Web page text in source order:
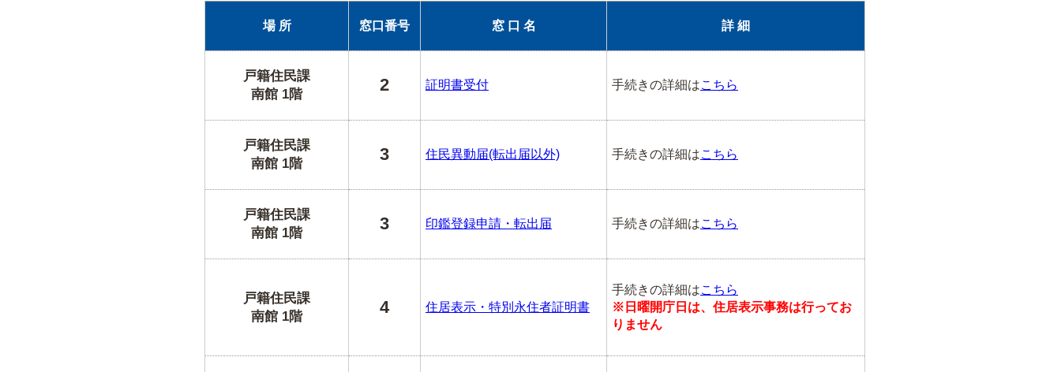
場 所 窓口番号 窓 口 名 詳 細
戸籍住民課
南館 1階
2 証明書受付 手続きの詳細はこちら
戸籍住民課
南館 1階
3 住民異動届(転出届以外) 手続きの詳細はこちら
戸籍住民課
南館 1階
3 印鑑登録申請・転出届 手続きの詳細はこちら
戸籍住民課
南館 1階
4 住居表示・特別永住者証明書
手続きの詳細はこちら
※日曜開庁日は、住居表示事務は行ってお
りません